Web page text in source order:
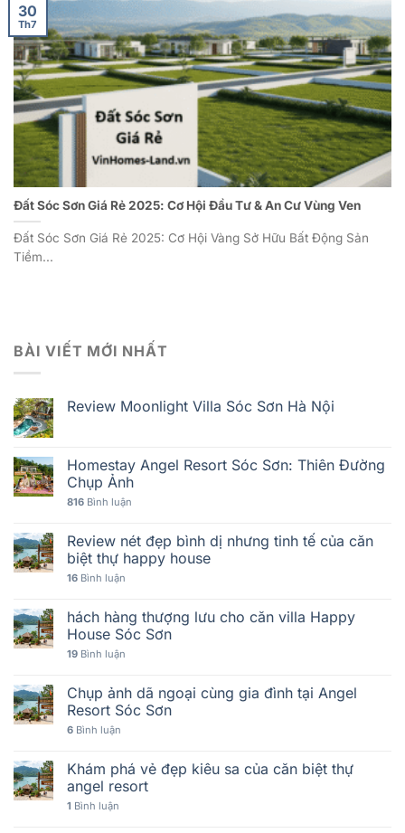
Đất Sóc Sơn Giá Rẻ 2025: Cơ Hội Đầu Tư & An Cư Vùng Ven
Đất Sóc Sơn Giá Rẻ 2025: Cơ Hội Vàng Sở Hữu Bất Động Sản
Tiềm...
30
Th7
BÀI VIẾT MỚI NHẤT
Review Moonlight Villa Sóc Sơn Hà Nội
Homestay Angel Resort Sóc Sơn: Thiên Đường
Chụp Ảnh
816 Bình luận
Review nét đẹp bình dị nhưng tinh tế của căn
biệt thự happy house
16 Bình luận
hách hàng thượng lưu cho căn villa Happy
House Sóc Sơn
19 Bình luận
Chụp ảnh dã ngoại cùng gia đình tại Angel
Resort Sóc Sơn
6 Bình luận
Khám phá vẻ đẹp kiêu sa của căn biệt thự
angel resort
1 Bình luận